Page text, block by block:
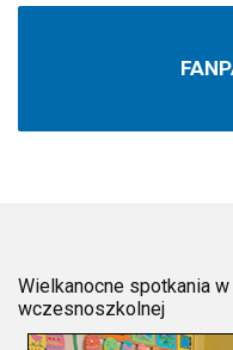
Wielkanocne spotkania
wczesnoszkolnej